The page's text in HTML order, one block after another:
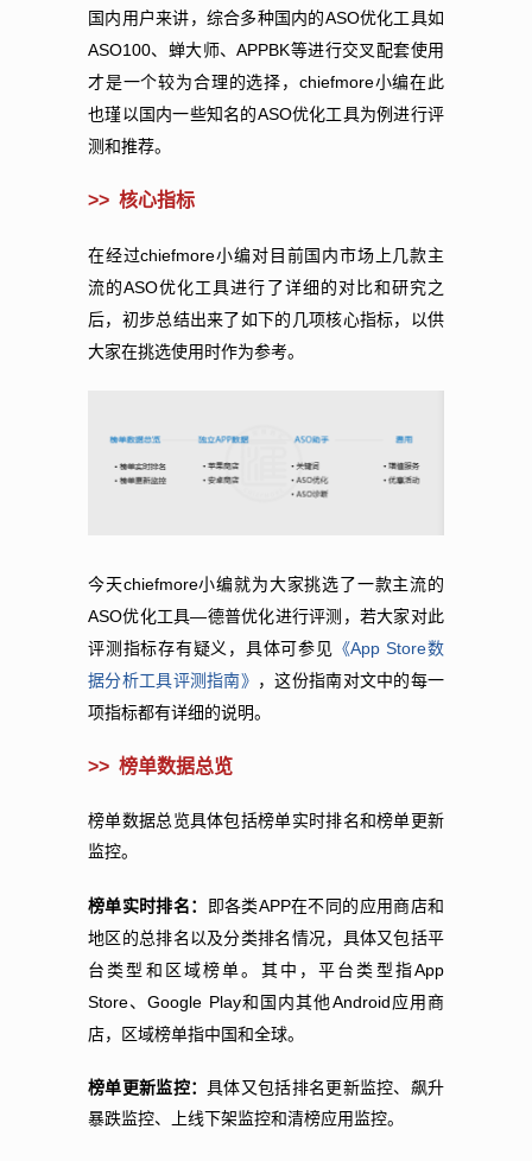
国内用户来讲，综合多种国内的ASO优化工具如
ASO100、蝉大师、APPBK等进行交叉配套使用
才是一个较为合理的选择， chiefmore小编在此
也瑾以国内一些知名的ASO优化工具为例进行评
测和推荐。
>> 核心指标
在经过chiefmore小编对目前国内市场上几款主
流的ASO优化工具进行了详细的对比和研究之
后，初步总结出来了如下的几项核心指标，以供
大家在挑选使用时作为参考。
今天chiefmore小编就为大家挑选了一款主流的
ASO优化工具—德普优化进行评测，若大家对此
评测指标存有疑义，具体可参见 《App Store数
据分析工具评测指南》 ，这份指南对文中的每一
项指标都有详细的说明。
>> 榜单数据总览
榜单数据总览具体包括榜单实时排名和榜单更新
监控。
榜单实时排名： 即各类APP在不同的应用商店和
地区的总排名以及分类排名情况，具体又包括平
台类型和区域榜单。其中，平台类型指App
Store、Google Play和国内其他 Android 应用商
店，区域榜单指中国和全球。
榜单更新监控：具体又包括排名更新监控、飙升
暴跌监控、上线下架监控和清榜应用监控。